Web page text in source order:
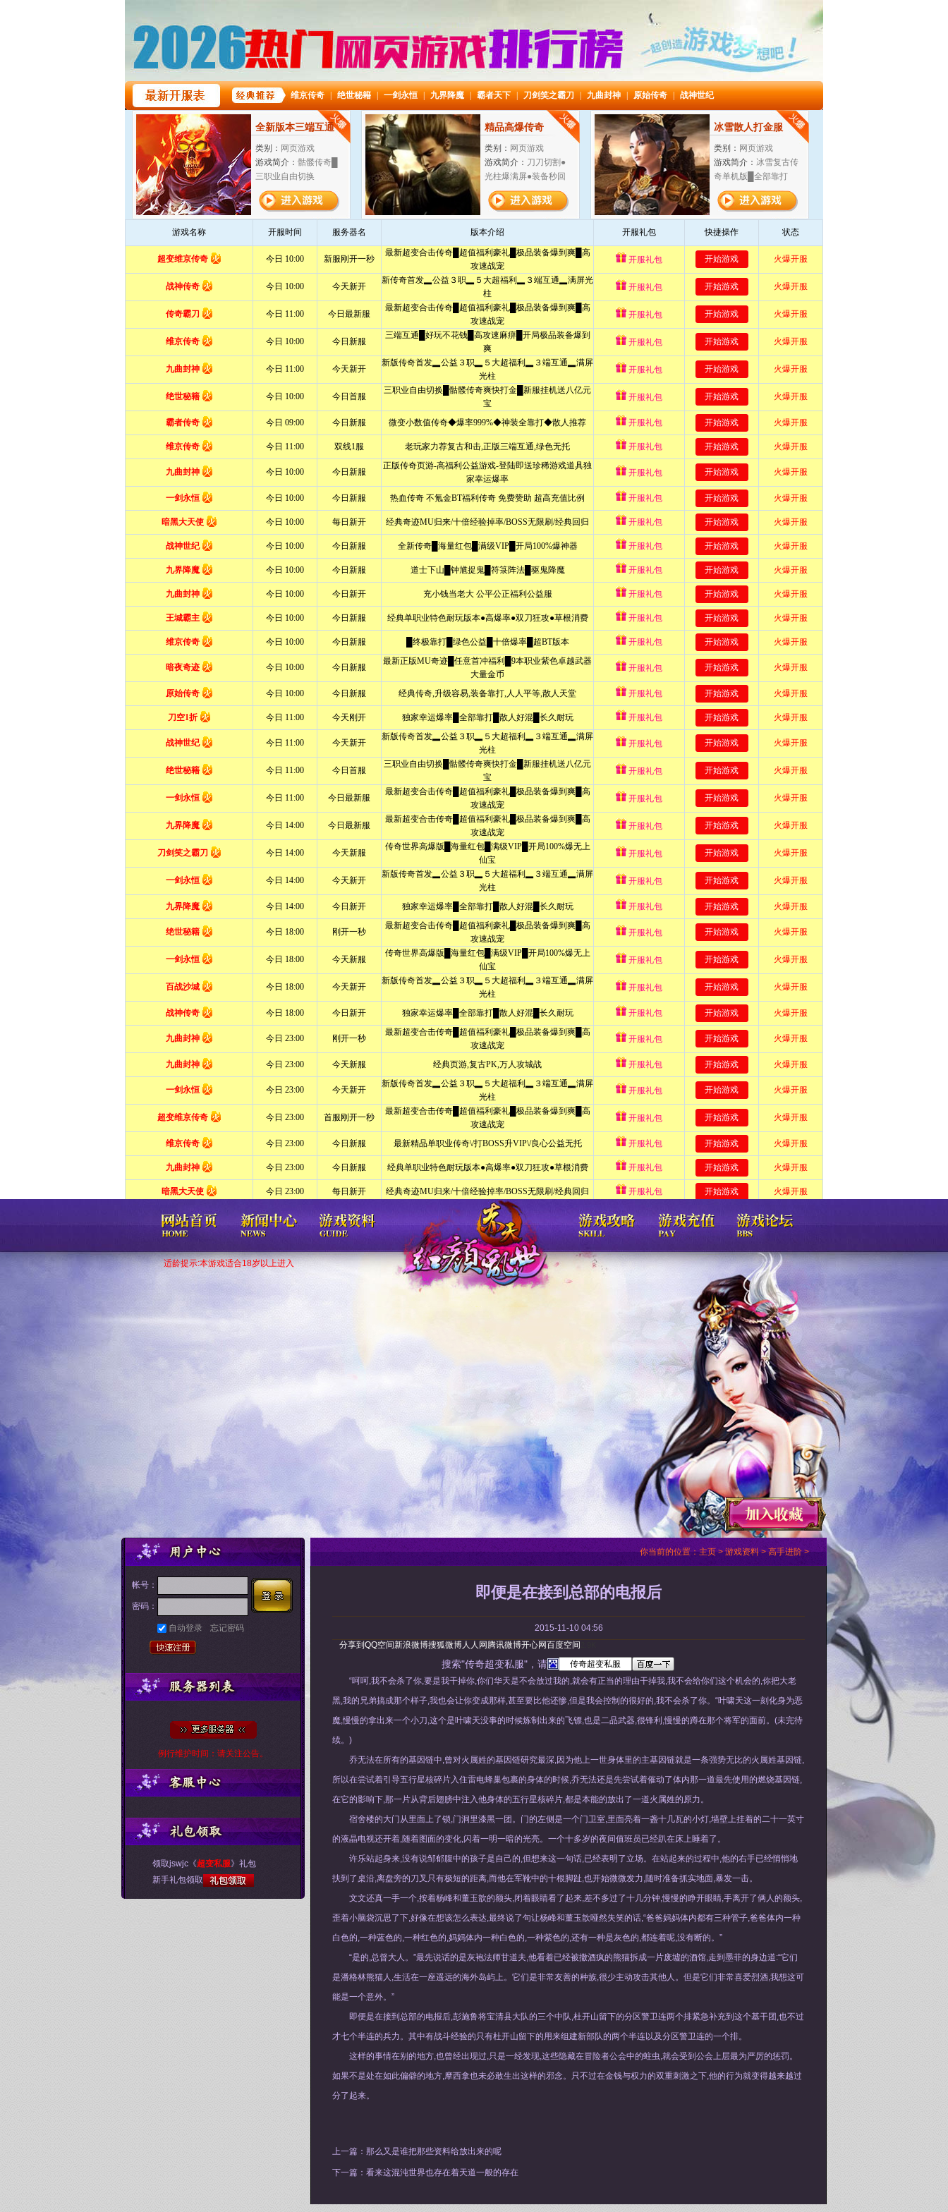
适龄提示:本游戏适合18岁以上进入
你当前的位置：主页>游戏资料>高手进阶>
即便是在接到总部的电报后
2015-11-10 04:56
分享到 QQ空间新浪微博搜狐微博人人网 腾讯微博开心网百度空间
搜索"传奇超变私服"，请
“呵呵,我不会杀了你,要是我干掉你,你们华天是不会放过我的,就会有正当的理由干掉我,我不会给你们这个机会的,你把大老
黑,我的兄弟搞成那个样子,我也会让你变成那样,甚至要比他还惨,但是我会控制的很好的,我不会杀了你。“叶啸天这一刻化身为恶
魔,慢慢的拿出来一个小刀,这个是叶啸天没事的时候炼制出来的飞镖,也是二品武器,很锋利,慢慢的蹲在那个将军的面前。(未完待
续。)
乔无法在所有的基因链中,曾对火属姓的基因链研究最深,因为他上一世身体里的主基因链就是一条强势无比的火属姓基因链,
所以在尝试着引导五行星核碎片入住雷电蜂巢包裹的身体的时候,乔无法还是先尝试着催动了体内那一道最先使用的燃烧基因链,
在它的影响下,那一片从背后翅膀中注入他身体的五行星核碎片,都是本能的放出了一道火属姓的原力。
宿舍楼的大门从里面上了锁,门洞里漆黑一团。门的左侧是一个门卫室,里面亮着一盏十几瓦的小灯,墙壁上挂着的二十一英寸
的液晶电视还开着,随着图面的变化,闪着一明一暗的光亮。一个十多岁的夜间值班员已经趴在床上睡着了。
许乐站起身来,没有说邹郁腹中的孩子是自己的,但想来这一句话,已经表明了立场。在站起来的过程中,他的右手已经悄悄地
扶到了桌沿,离盘旁的刀叉只有极短的距离,而他在军靴中的十根脚趾,也开始微微发力,随时准备抓实地面,暴发一击。
文文还真一手一个,按着杨峰和董玉歆的额头,闭着眼睛看了起来,差不多过了十几分钟,慢慢的睁开眼睛,手离开了俩人的额头,
歪着小脑袋沉思了下,好像在想该怎么表达,最终说了句让杨峰和董玉歆哑然失笑的话,“爸爸妈妈体内都有三种管子,爸爸体内一种
白色的,一种蓝色的,一种红色的,妈妈体内一种白色的,一种紫色的,还有一种是灰色的,都连着呢,没有断的。”
“是的,总督大人。”最先说话的是灰袍法师甘道夫,他看着已经被撒酒疯的熊猫拆成一片废墟的酒馆,走到墨菲的身边道:“它们
是潘格林熊猫人,生活在一座遥远的海外岛屿上。它们是非常友善的种族,很少主动攻击其他人。但是它们非常喜爱烈酒,我想这可
能是一个意外。”
即便是在接到总部的电报后,彭施鲁将宝清县大队的三个中队,杜开山留下的分区警卫连两个排紧急补充到这个基干团,也不过
才七个半连的兵力。其中有战斗经验的只有杜开山留下的用来组建新部队的两个半连以及分区警卫连的一个排。
这样的事情在别的地方,也曾经出现过,只是一经发现,这些隐藏在冒险者公会中的蛀虫,就会受到公会上层最为严厉的惩罚。
如果不是处在如此偏僻的地方,摩西拿也未必敢生出这样的邪念。只不过在金钱与权力的双重刺激之下,他的行为就变得越来越过
分了起来。
上一篇： 那么又是谁把那些资料给放出来的呢
下一篇： 看来这混沌世界也存在着天道一般的存在
帐号：
密码：
自动登录 忘记密码
例行维护时间：请关注公告。
领取jswjc《超变私服》礼包
新手礼包领取